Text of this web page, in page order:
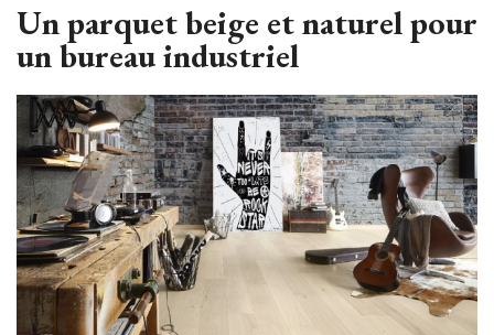
Un parquet beige et naturel pour
un bureau industriel